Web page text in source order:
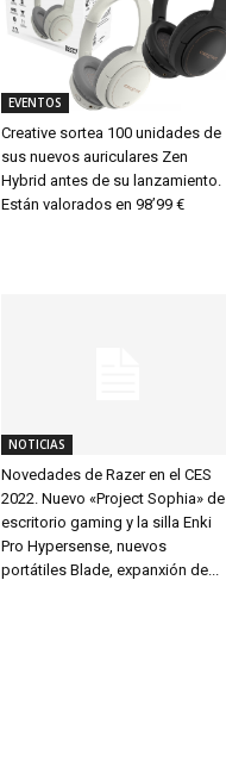
EVENTOS
Creative sortea 100 unidades de
sus nuevos auriculares Zen
Hybrid antes de su lanzamiento.
Están valorados en 98’99 €
NOTICIAS
Novedades de Razer en el CES
2022. Nuevo «Project Sophia» de
escritorio gaming y la silla Enki
Pro Hypersense, nuevos
portátiles Blade, expanxión de...